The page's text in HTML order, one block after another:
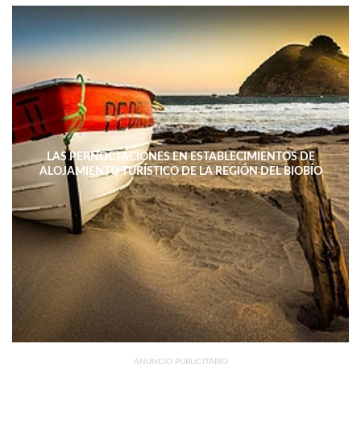
LAS PERNOCTACIONES EN ESTABLECIMIENTOS DE
ALOJAMIENTO TURÍSTICO DE LA REGIÓN DEL BIOBÍO
DISMINUYERON 15,4% INTERANUAL
ANUNCIO PUBLICITARIO